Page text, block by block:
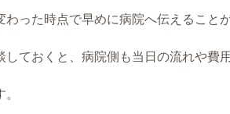
った時点で早めに病院へ伝えることが
ておくと、病院側も当日の流れや費